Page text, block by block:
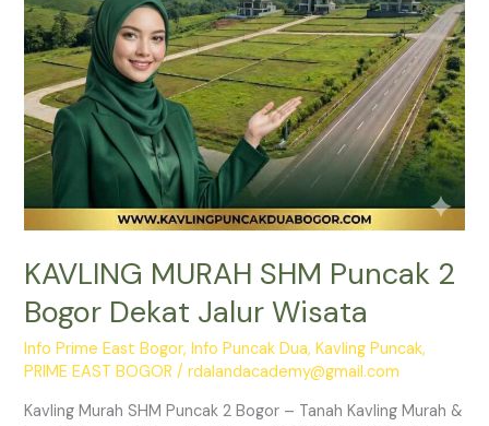
KAVLING MURAH SHM Puncak 2
Bogor Dekat Jalur Wisata
Info Prime East Bogor,Info Puncak Dua,Kavling Puncak,
PRIME EAST BOGOR /rdalandacademy@gmail.com
Kavling Murah SHM Puncak 2 Bogor – Tanah Kavling Murah &
Wisata